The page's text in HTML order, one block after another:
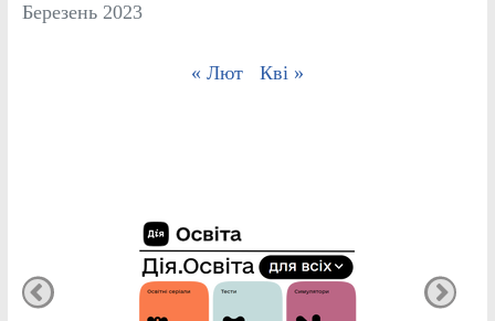
Березень 2023
« Лют Кві »